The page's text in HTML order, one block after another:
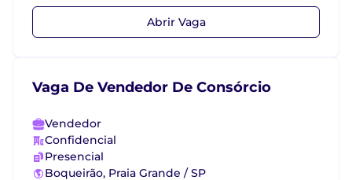
Abrir Vaga
Vaga De Vendedor De Consórcio
Vendedor
Confidencial
Presencial
Boqueirão, Praia Grande / SP